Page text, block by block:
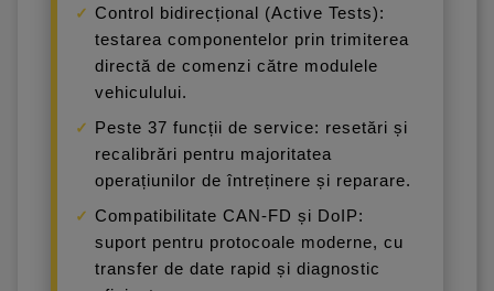
Control bidirecțional (Active Tests):
testarea componentelor prin trimiterea
directă de comenzi către modulele
vehiculului.
Peste 37 funcții de service: resetări și
recalibrări pentru majoritatea
operațiunilor de întreținere și reparare.
Compatibilitate CAN-FD și DoIP:
suport pentru protocoale moderne, cu
transfer de date rapid și diagnostic